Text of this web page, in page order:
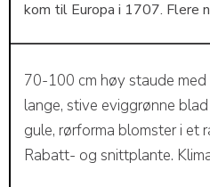
kom til Europa i 1707. Flere
70-100 cm høy staude
lange, stive eviggrønne
gule, rørforma blomster i et
Rabatt- og snittplante.